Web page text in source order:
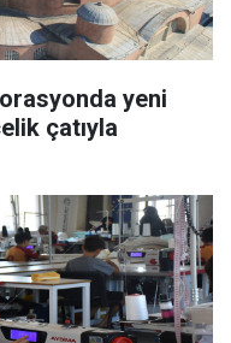
yeni
çatıyla